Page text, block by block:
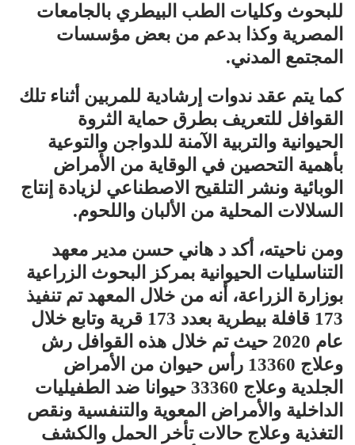
للبحوث وكليات الطب البيطري بالجامعات
المصرية وكذا بدعم من بعض مؤسسات
المجتمع المدني.
كما يتم عقد ندوات إرشادية للمربين أثناء تلك
القوافل للتعريف بطرق حماية الثروة
الحيوانية والتربية الآمنة للدواجن والتوعية
بأهمية التحصين في الوقاية من الأمراض
الوبائية ونشر التلقيح الاصطناعي لزيادة إنتاج
السلالات المحلية من الألبان واللحوم.
ومن ناحيته، أكد د هاني حسن مدير معهد
التناسليات الحيوانية بمركز البحوث الزراعية
بوزارة الزراعة، أنه من خلال المعهد تم تنفيذ
173 قافلة بيطرية بعدد 173 قرية وتابع خلال
عام 2020 حيث تم خلال هذه القوافل رش
وعلاج 13360 رأس حيوان من الأمراض
الجلدية وعلاج 33360 حيوانا ضد الطفيليات
الداخلية والأمراض المعوية والتنفسية ونقص
التغذية وعلاج حالات تأخر الحمل والكشف